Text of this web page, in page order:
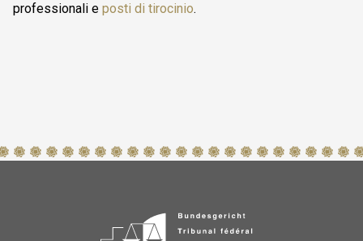
professionali e posti di tirocinio.